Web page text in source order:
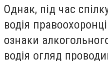
Однак, під час
водія
ознаки
водія огляд